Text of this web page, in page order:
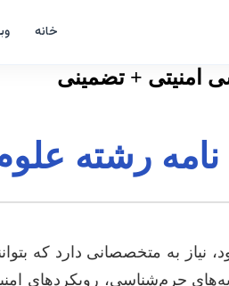
خانه
امنیتی + تضمینی
نامه رشته
نیاز به متخصصانی دارد که
جرم‌شناسی، رویکردهای